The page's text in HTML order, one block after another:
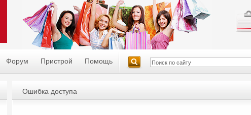
Форум Пристрой Помощь
Ошибка доступа